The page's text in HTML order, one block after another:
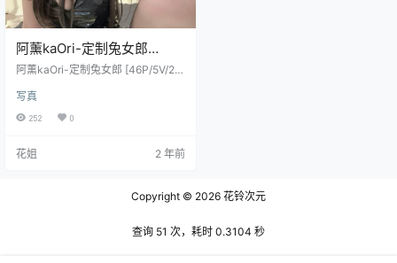
阿薰kaOri-定制兔女郎
[46P/5V/210M]
阿薰kaOri-定制兔女郎 [46P/5V/21
写真
252 0
花姐 2 年前
Copyright © 2026 花铃次元
查询 51 次，耗时 0.3104 秒